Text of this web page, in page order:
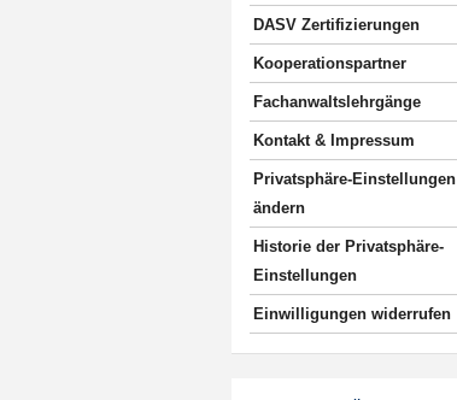
DASV Zertifizierungen
Kooperationspartner
Fachanwaltslehrgänge
Kontakt & Impressum
Privatsphäre-Einstellungen
ändern
Historie der Privatsphäre-
Einstellungen
Einwilligungen widerrufen